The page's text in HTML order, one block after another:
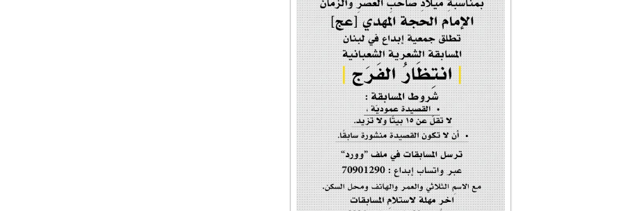
| #فخر_المخدرات |
#صحيفة_المؤمن
إحتفالية #رياحين...
إحتفالية تكريم ا...
#فاطمة_روحي